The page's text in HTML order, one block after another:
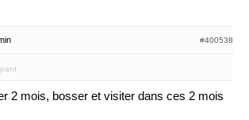
#400538
2 mois, bosser et visiter dans ces 2 mois